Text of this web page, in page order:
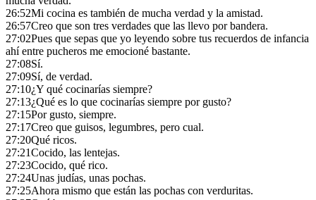
26:52Mi cocina es también de mucha verdad y la amistad.
26:57Creo que son tres verdades que las llevo por bandera.
27:02Pues que sepas que yo leyendo sobre tus recuerdos de infancia
ahí entre pucheros me emocioné bastante.
27:08Sí.
27:09Sí, de verdad.
27:10¿Y qué cocinarías siempre?
27:13¿Qué es lo que cocinarías siempre por gusto?
27:15Por gusto, siempre.
27:17Creo que guisos, legumbres, pero cual.
27:20Qué ricos.
27:21Cocido, las lentejas.
27:23Cocido, qué rico.
27:24Unas judías, unas pochas.
27:25Ahora mismo que están las pochas con verduritas.